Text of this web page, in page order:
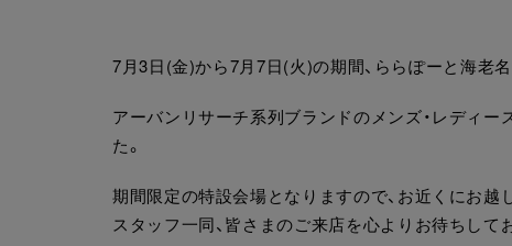
7月3日(金)から7月7日(火)の期間、ららぽーと海老
アーバンリサーチ系列ブランドのメンズ・レディ
た。
期間限定の特設会場となりますので、お近くにお越
スタッフ一同、皆さまのご来店を心よりお待ちして